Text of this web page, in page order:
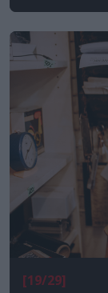
[19/29]